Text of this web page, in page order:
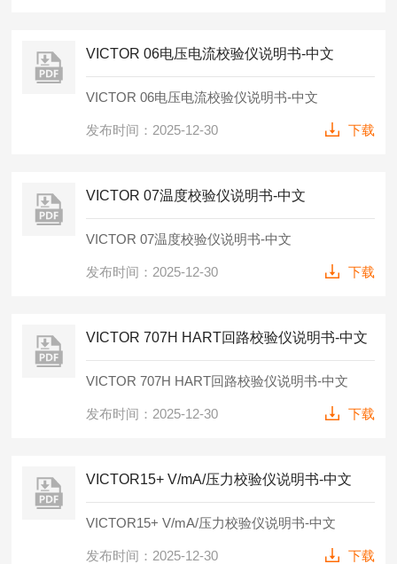
VICTOR 06电压电流校验仪说明书-中文
VICTOR 06电压电流校验仪说明书-中文
发布时间：2025-12-30 下载
VICTOR 07温度校验仪说明书-中文
VICTOR 07温度校验仪说明书-中文
发布时间：2025-12-30 下载
VICTOR 707H HART回路校验仪说明书-中文
VICTOR 707H HART回路校验仪说明书-中文
发布时间：2025-12-30 下载
VICTOR15+ V/mA/压力校验仪说明书-中文
VICTOR15+ V/mA/压力校验仪说明书-中文
发布时间：2025-12-30 下载